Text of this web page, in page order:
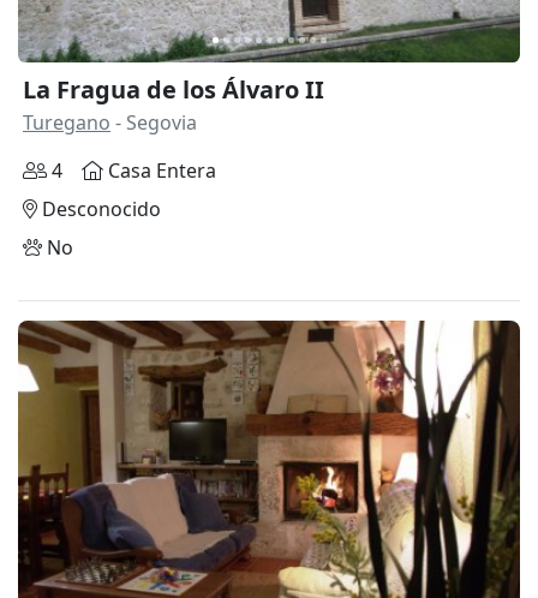
La Fragua de los Álvaro II
Turegano - Segovia
4
Casa Entera
Desconocido
No